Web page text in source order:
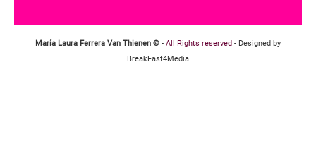
María Laura Ferrera Van Thienen © - All Rights reserved - Designed by
BreakFast4Media